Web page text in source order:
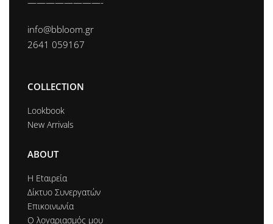
————————-
info@bbloom.gr
2641 059167
COLLECTION
Lookbook
New Arrivals
ABOUT
Η Εtαιρεία
Δίκτυο Συνεργατών
Επικοινωνία
Ο λογαριασμός μου